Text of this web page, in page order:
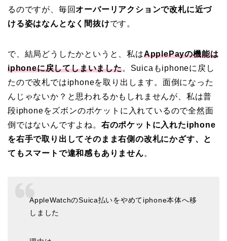
るのですが、毎回 オーバーリアクションで改札に近づ
ける姿はなんとなく間抜けです。
で、結局どうしたかというと、私はApplePayの機能は
iphoneに戻してしまいました。Suicaもiphoneに戻し
たので改札ではiphoneを取り出します。面倒になった
んじゃないか？と思われるかもしれませんが、私は普
段iphoneをズボンのポケットに入れているので全然面
倒ではないんですよね。 右のポケットに入れたiphone
を右手で取り出してそのまま右側の改札にかざす、と
てもスマートで違和感もありません。
AppleWatchのSuica払いをやめてiphone本体へ移
しました